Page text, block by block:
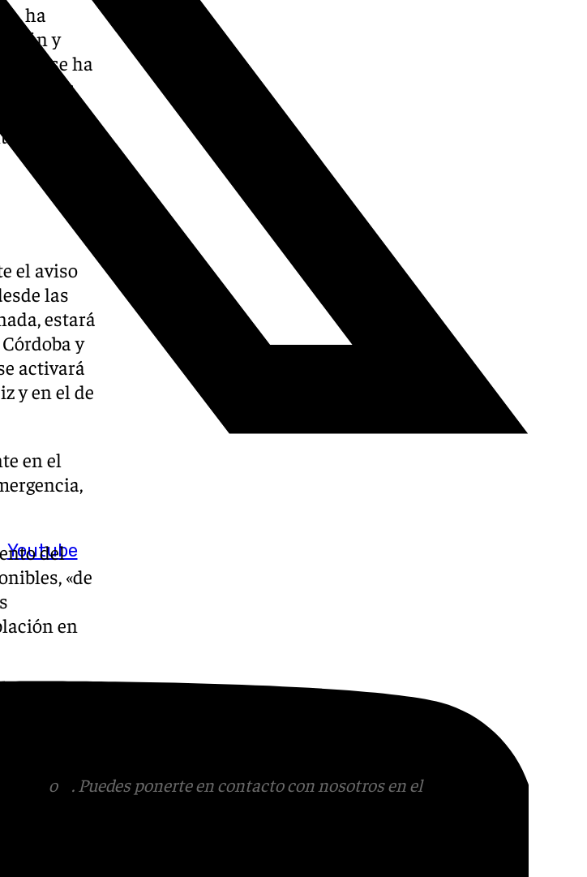
Youtube
ha
y
que se ha
en las
nuevo
lluvioso y
el aviso
las
estará
y
activará
y en el de
en el
del
«de
en
o
. Puedes ponerte en contacto con nosotros en el